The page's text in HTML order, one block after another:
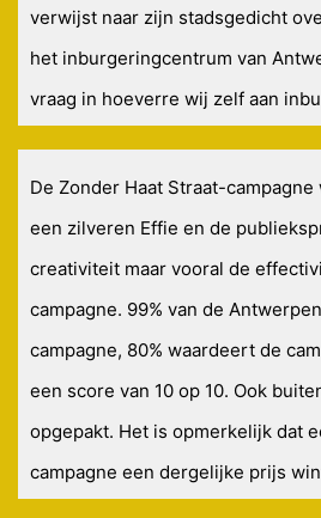
verwijst naar zijn stadsgedicht
het inburgeringcentrum van
vraag in hoeverre wij zelf aan
De Zonder Haat Straat-
een zilveren Effie en de
creativiteit maar vooral de
campagne. 99% van de
campagne, 80% waardeert de
een score van 10 op 10. Ook
opgepakt. Het is opmerkelijk dat
campagne een dergelijke prijs